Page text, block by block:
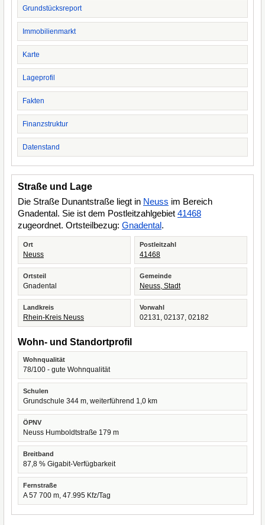
Grundstücksreport
Immobilienmarkt
Karte
Lageprofil
Fakten
Finanzstruktur
Datenstand
Straße und Lage
Die Straße Dunantstraße liegt in Neuss im Bereich
Gnadental. Sie ist dem Postleitzahlgebiet 41468
zugeordnet. Ortsteilbezug: Gnadental.
Ort
Neuss
Postleitzahl
41468
Ortsteil
Gnadental
Gemeinde
Neuss, Stadt
Landkreis
Rhein-Kreis Neuss
Vorwahl
02131, 02137, 02182
Wohn- und Standortprofil
Wohnqualität
78/100 - gute Wohnqualität
Schulen
Grundschule 344 m, weiterführend 1,0 km
ÖPNV
Neuss Humboldtstraße 179 m
Breitband
87,8 % Gigabit-Verfügbarkeit
Fernstraße
A 57 700 m, 47.995 Kfz/Tag